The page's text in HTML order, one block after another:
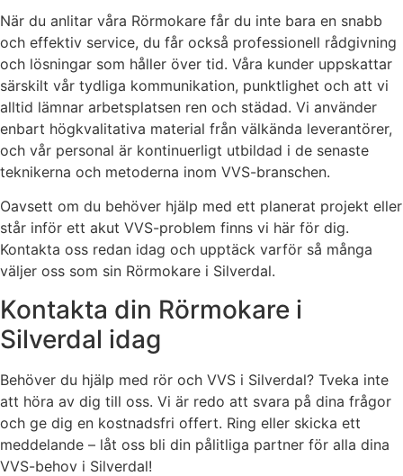
När du anlitar våra Rörmokare får du inte bara en snabb
och effektiv service, du får också professionell rådgivning
och lösningar som håller över tid. Våra kunder uppskattar
särskilt vår tydliga kommunikation, punktlighet och att vi
alltid lämnar arbetsplatsen ren och städad. Vi använder
enbart högkvalitativa material från välkända leverantörer,
och vår personal är kontinuerligt utbildad i de senaste
teknikerna och metoderna inom VVS-branschen.
Oavsett om du behöver hjälp med ett planerat projekt eller
står inför ett akut VVS-problem finns vi här för dig.
Kontakta oss redan idag och upptäck varför så många
väljer oss som sin Rörmokare i Silverdal.
Kontakta din Rörmokare i
Silverdal idag
Behöver du hjälp med rör och VVS i Silverdal? Tveka inte
att höra av dig till oss. Vi är redo att svara på dina frågor
och ge dig en kostnadsfri offert. Ring eller skicka ett
meddelande – låt oss bli din pålitliga partner för alla dina
VVS-behov i Silverdal!